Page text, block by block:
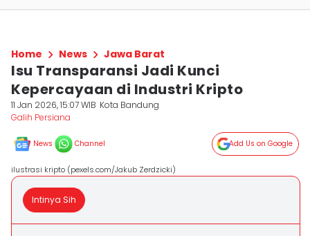
Home News Jawa Barat
Isu Transparansi Jadi Kunci
Kepercayaan di Industri Kripto
11 Jan 2026, 15:07 WIB Kota Bandung
Galih Persiana
News Channel Add Us on Google
ilustrasi kripto (pexels.com/Jakub Zerdzicki)
Intinya Sih